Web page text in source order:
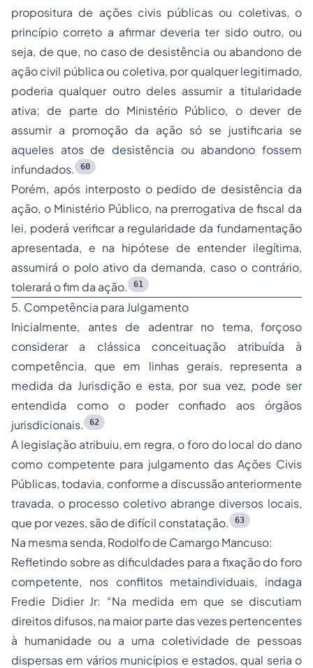
propositura de ações civis públicas ou coletivas, o
princípio correto a afirmar deveria ter sido outro, ou
seja, de que, no caso de desistência ou abandono de
ação civil pública ou coletiva, por qualquer legitimado,
poderia qualquer outro deles assumir a titularidade
ativa; de parte do Ministério Público, o dever de
assumir a promoção da ação só se justificaria se
aqueles atos de desistência ou abandono fossem
infundados. 60
Porém, após interposto o pedido de desistência da
ação, o Ministério Público, na prerrogativa de fiscal da
lei, poderá verificar a regularidade da fundamentação
apresentada, e na hipótese de entender ilegítima,
assumirá o polo ativo da demanda, caso o contrário,
tolerará o fim da ação.
61
5. Competência para Julgamento
Inicialmente, antes de adentrar no tema, forçoso
considerar a clássica conceituação atribuída à
competência, que em linhas gerais, representa a
medida da Jurisdição e esta, por sua vez, pode ser
entendida como o poder confiado aos órgãos
jurisdicionais.
62
A legislação atribuiu, em regra, o foro do local do dano
como competente para julgamento das Ações Civis
Públicas, todavia, conforme a discussão anteriormente
travada, o processo coletivo abrange diversos locais,
que por vezes, são de difícil constatação.
63
Na mesma senda, Rodolfo de Camargo Mancuso:
Refletindo sobre as dificuldades para a fixação do foro
competente, nos conflitos metaindividuais, indaga
Fredie Didier Jr: “Na medida em que se discutiam
direitos difusos, na maior parte das vezes pertencentes
à humanidade ou a uma coletividade de pessoas
dispersas em vários municípios e estados, qual seria o